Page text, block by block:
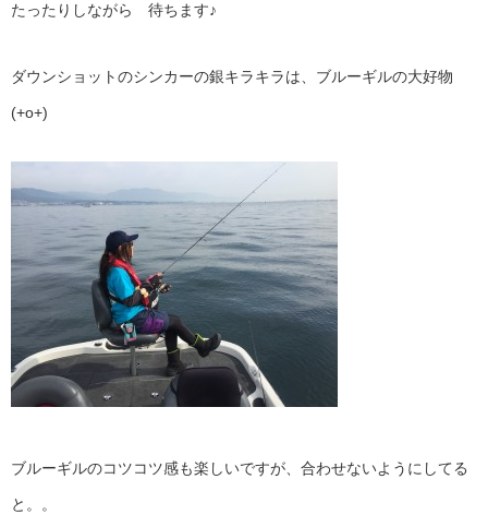
たったりしながら 待ちます♪
ダウンショットのシンカーの銀キラキラは、ブルーギルの大好物
(+o+)
ブルーギルのコツコツ感も楽しいですが、合わせないようにしてる
と。。